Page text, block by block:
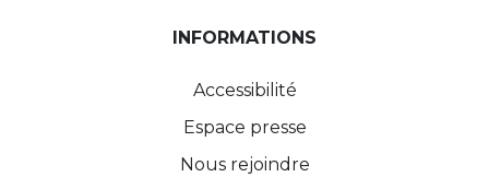
INFORMATIONS
Accessibilité
Espace presse
Nous rejoindre